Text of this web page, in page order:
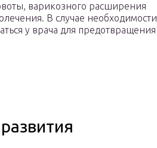
варикозного расширения
В случае необходимости
у врача для предотвращения